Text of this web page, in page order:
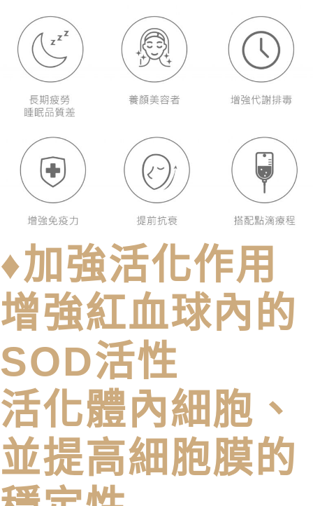
♦加強活化作用
增強紅血球內的
SOD活性
活化體內細胞、
並提高細胞膜的